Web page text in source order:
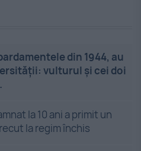
din 1944, au
vulturul și cei doi
la 10 ani a primit un
la regim închis